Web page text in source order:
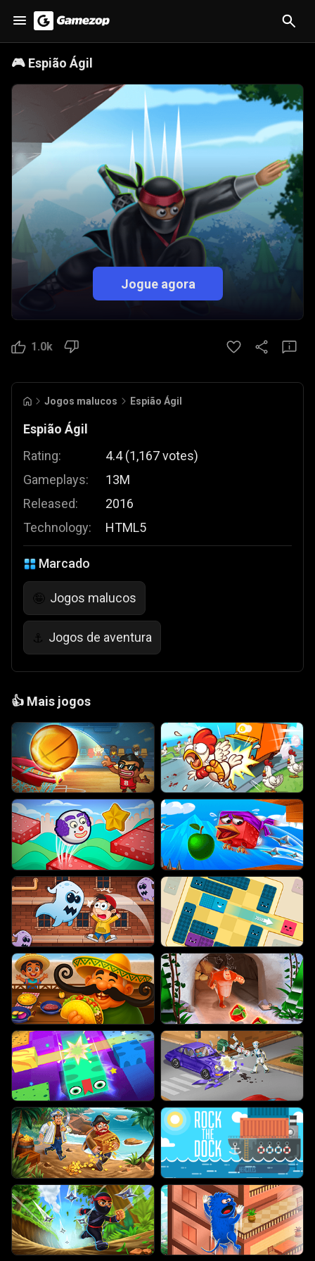
🎮 Espião Ágil
Jogue agora
1.0k
Jogos malucos Espião Ágil
Espião Ágil
Rating:
Gameplays:
Released:
Technology:
4.4 (1,167votes)
13M
2016
HTML5
Marcado
🤪 Jogos malucos
⚓ Jogos de aventura
👍 Mais jogos